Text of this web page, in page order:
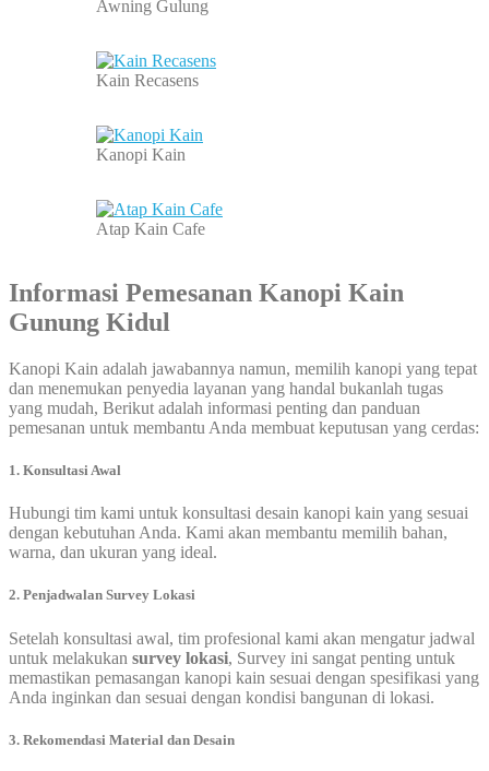
Awning Gulung
Kain Recasens
Kanopi Kain
Atap Kain Cafe
Informasi Pemesanan Kanopi Kain
Gunung Kidul
Kanopi Kain adalah jawabannya namun, memilih kanopi yang tepat
dan menemukan penyedia layanan yang handal bukanlah tugas
yang mudah, Berikut adalah informasi penting dan panduan
pemesanan untuk membantu Anda membuat keputusan yang cerdas:
1. Konsultasi Awal
Hubungi tim kami untuk konsultasi desain kanopi kain yang sesuai
dengan kebutuhan Anda. Kami akan membantu memilih bahan,
warna, dan ukuran yang ideal.
2. Penjadwalan Survey Lokasi
Setelah konsultasi awal, tim profesional kami akan mengatur jadwal
untuk melakukan survey lokasi, Survey ini sangat penting untuk
memastikan pemasangan kanopi kain sesuai dengan spesifikasi yang
Anda inginkan dan sesuai dengan kondisi bangunan di lokasi.
3. Rekomendasi Material dan Desain